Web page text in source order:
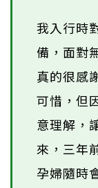
我入行時
備，面對
真的很感
可惜，但
意理解，
來，三年
孕婦隨時